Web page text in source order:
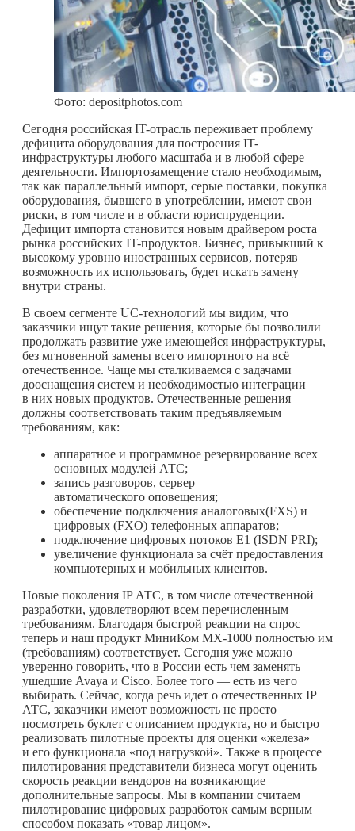
Фото: depositphotos.com
Сегодня российская IT-отрасль переживает проблему
дефицита оборудования для построения IT-
инфраструктуры любого масштаба и в любой сфере
деятельности. Импортозамещение стало необходимым,
так как параллельный импорт, серые поставки, покупка
оборудования, бывшего в употреблении, имеют свои
риски, в том числе и в области юриспруденции.
Дефицит импорта становится новым драйвером роста
рынка российских IT-продуктов. Бизнес, привыкший к
высокому уровню иностранных сервисов, потеряв
возможность их использовать, будет искать замену
внутри страны.
В своем сегменте UC-технологий мы видим, что
заказчики ищут такие решения, которые бы позволили
продолжать развитие уже имеющейся инфраструктуры,
без мгновенной замены всего импортного на всё
отечественное. Чаще мы сталкиваемся с задачами
дооснащения систем и необходимостью интеграции
в них новых продуктов. Отечественные решения
должны соответствовать таким предъявляемым
требованиям, как:
аппаратное и программное резервирование всех
основных модулей АТС;
запись разговоров, сервер
автоматического оповещения;
обеспечение подключения аналоговых(FXS) и
цифровых (FXO) телефонных аппаратов;
подключение цифровых потоков Е1 (ISDN PRI);
увеличение функционала за счёт предоставления
компьютерных и мобильных клиентов.
Новые поколения IP АТС, в том числе отечественной
разработки, удовлетворяют всем перечисленным
требованиям. Благодаря быстрой реакции на спрос
теперь и наш продукт МиниКом МХ-1000 полностью им
(требованиям) соответствует. Сегодня уже можно
уверенно говорить, что в России есть чем заменять
ушедшие Avaya и Cisco. Более того — есть из чего
выбирать. Сейчас, когда речь идет о отечественных IP
АТС, заказчики имеют возможность не просто
посмотреть буклет с описанием продукта, но и быстро
реализовать пилотные проекты для оценки «железа»
и его функционала «под нагрузкой». Также в процессе
пилотирования представители бизнеса могут оценить
скорость реакции вендоров на возникающие
дополнительные запросы. Мы в компании считаем
пилотирование цифровых разработок самым верным
способом показать «товар лицом».